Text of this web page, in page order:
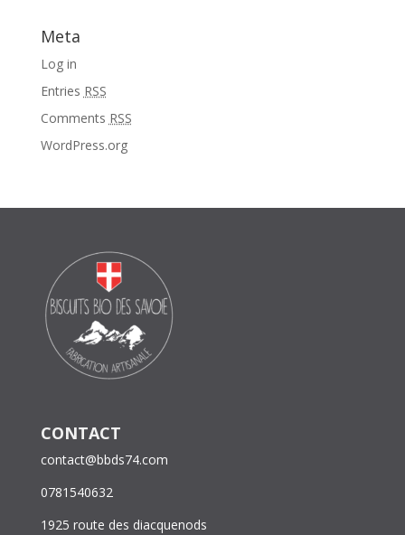
Meta
Log in
Entries RSS
Comments RSS
WordPress.org
CONTACT
contact@bbds74.com
0781540632
1925 route des diacquenods